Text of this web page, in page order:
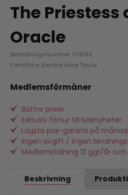
The Priestess
Oracle
Beställningsnummer: 124393
Författare: Sandra Anne Taylor
Medlemsförmåner
Bättre priser
Exklusiv förtur till boknyheter
Lägsta pris-garanti på
Ingen avgift / ingen
Medlemstidning 12 ggr/år
Beskrivning